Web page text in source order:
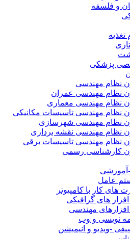
و فلسفه
پزشکی
نظام مهندسی
نظام مهندسی عمران
نظام مهندسی معماری
نظام مهندسی تاسیسات مکانیکی
نظام مهندسی شهرسازی
نظام مهندسی نقشه برداری
نظام مهندسی تاسیسات برقی
کارشناسی رسمی
-آموزشی
عامل
های کار با کامپیوتر
های گرافیکی
افزارهای مهندسی
نویسی و وب
-ویدیو و انیمیشن